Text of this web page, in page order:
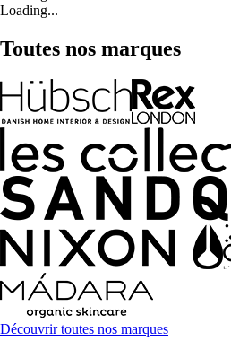
Loading...
Toutes nos marques
Découvrir toutes nos marques